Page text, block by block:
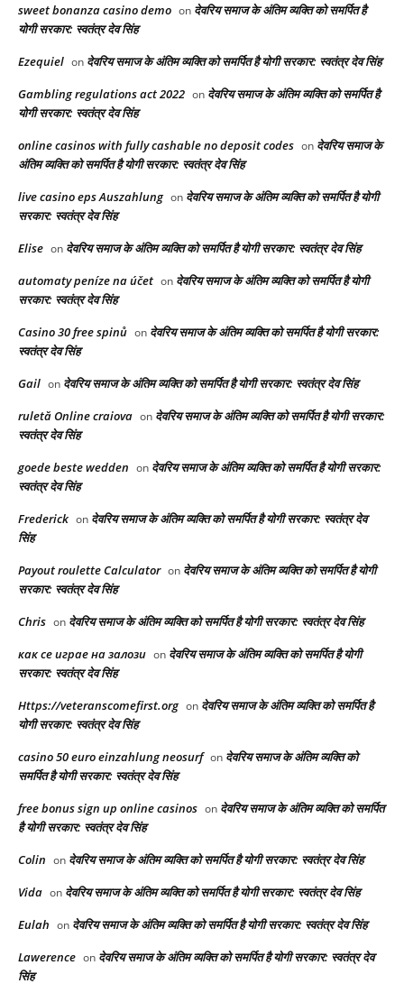
sweet bonanza casino demo on देवरिय समाज के अंतिम व्यक्ति को समर्पित है
योगी सरकार: स्वतंत्र देव सिंह
Ezequiel on देवरिय समाज के अंतिम व्यक्ति को समर्पित है योगी सरकार: स्वतंत्र देव सिंह
Gambling regulations act 2022 on देवरिय समाज के अंतिम व्यक्ति को समर्पित है
योगी सरकार: स्वतंत्र देव सिंह
online casinos with fully cashable no deposit codes on देवरिय समाज के
अंतिम व्यक्ति को समर्पित है योगी सरकार: स्वतंत्र देव सिंह
live casino eps Auszahlung on देवरिय समाज के अंतिम व्यक्ति को समर्पित है योगी
सरकार: स्वतंत्र देव सिंह
Elise on देवरिय समाज के अंतिम व्यक्ति को समर्पित है योगी सरकार: स्वतंत्र देव सिंह
automaty peníze na účet on देवरिय समाज के अंतिम व्यक्ति को समर्पित है योगी
सरकार: स्वतंत्र देव सिंह
Casino 30 free spinů on देवरिय समाज के अंतिम व्यक्ति को समर्पित है योगी सरकार:
स्वतंत्र देव सिंह
Gail on देवरिय समाज के अंतिम व्यक्ति को समर्पित है योगी सरकार: स्वतंत्र देव सिंह
ruletă Online craiova on देवरिय समाज के अंतिम व्यक्ति को समर्पित है योगी सरकार:
स्वतंत्र देव सिंह
goede beste wedden on देवरिय समाज के अंतिम व्यक्ति को समर्पित है योगी सरकार:
स्वतंत्र देव सिंह
Frederick on देवरिय समाज के अंतिम व्यक्ति को समर्पित है योगी सरकार: स्वतंत्र देव
सिंह
Payout roulette Calculator on देवरिय समाज के अंतिम व्यक्ति को समर्पित है योगी
सरकार: स्वतंत्र देव सिंह
Chris on देवरिय समाज के अंतिम व्यक्ति को समर्पित है योगी सरकार: स्वतंत्र देव सिंह
как се играе на залози on देवरिय समाज के अंतिम व्यक्ति को समर्पित है योगी
सरकार: स्वतंत्र देव सिंह
Https://veteranscomefirst.org on देवरिय समाज के अंतिम व्यक्ति को समर्पित है
योगी सरकार: स्वतंत्र देव सिंह
casino 50 euro einzahlung neosurf on देवरिय समाज के अंतिम व्यक्ति को
समर्पित है योगी सरकार: स्वतंत्र देव सिंह
free bonus sign up online casinos on देवरिय समाज के अंतिम व्यक्ति को समर्पित
है योगी सरकार: स्वतंत्र देव सिंह
Colin on देवरिय समाज के अंतिम व्यक्ति को समर्पित है योगी सरकार: स्वतंत्र देव सिंह
Vida on देवरिय समाज के अंतिम व्यक्ति को समर्पित है योगी सरकार: स्वतंत्र देव सिंह
Eulah on देवरिय समाज के अंतिम व्यक्ति को समर्पित है योगी सरकार: स्वतंत्र देव सिंह
Lawerence on देवरिय समाज के अंतिम व्यक्ति को समर्पित है योगी सरकार: स्वतंत्र देव
सिंह